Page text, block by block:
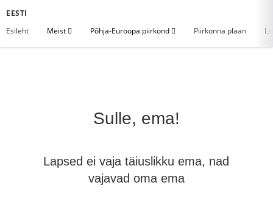
EESTI
Esileht
Meist Põhja-Euroopa piirkond Piirkonna plaan
Sulle, ema!
Lapsed ei vaja täiuslikku ema, nad
vajavad oma ema